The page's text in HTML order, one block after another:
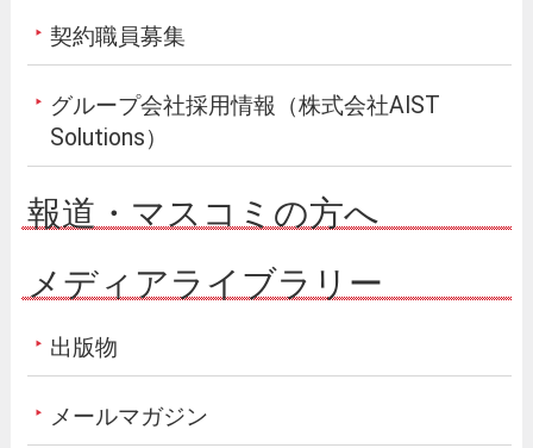
契約職員募集
グループ会社採用情報（株式会社AIST
Solutions）
報道・マスコミの方へ
メディアライブラリー
出版物
メールマガジン